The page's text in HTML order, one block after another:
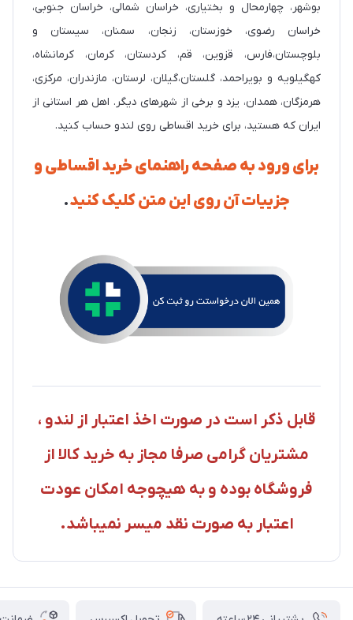
بوشهر، چهارمحال و بختیاری، خراسان شمالی، خراسان جنوبی،
خراسان رضوی، خوزستان، زنجان، سمنان، سیستان و
بلوچستان،فارس، قزوین، قم، کردستان، کرمان، کرمانشاه،
کهگیلویه و بویراحمد، گلستان،گیلان، لرستان، مازندران، مرکزی،
هرمزگان، همدان، یزد و برخی از شهرهای دیگر. اهل هر استانی از
ایران که هستید، برای خرید اقساطی روی لندو حساب کنید.
برای ورود به صفحه راهنمای خرید اقساطی و
جزییات آن روی این متن کلیک کنید.
قابل ذکر است در صورت اخذ اعتبار از لندو ،
مشتریان گرامی صرفا مجاز به خرید کالا از
فروشگاه بوده و به هیچوجه امکان عودت
اعتبار به صورت نقد میسر نمیباشد.